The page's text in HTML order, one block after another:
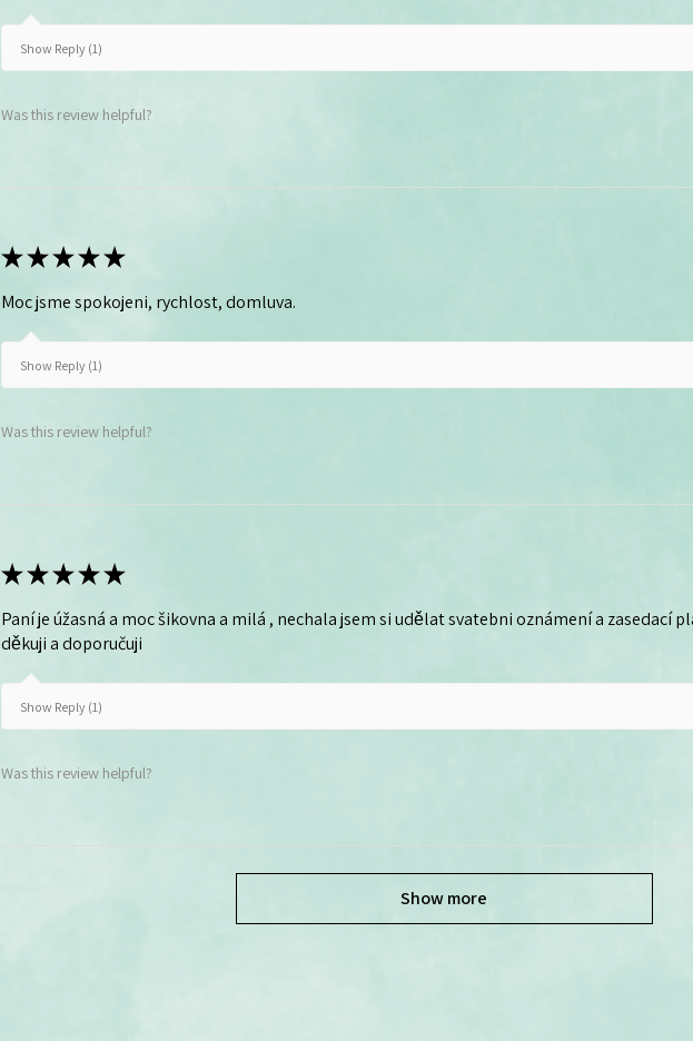
Show Reply (1)
Was this review helpful?
★★★★★
Moc jsme spokojeni, rychlost, domluva.
Show Reply (1)
Was this review helpful?
★★★★★
Paní je úžasná a moc šikovna a milá , nechala jsem si udělat svatebni oznámení a
děkuji a doporučuji
Show Reply (1)
Was this review helpful?
Show more